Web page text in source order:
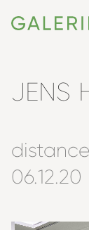
JENS
distance
06.12.20